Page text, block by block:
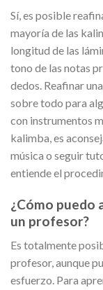
Sí, es posible
mayoría de las
longitud de las
tono de las notas
dedos. Reafinar
sobre todo para
con instrumentos
kalimba, es
música o seguir
entiende el
¿Cómo puedo
un profesor?
Es totalmente
profesor, aunque
esfuerzo. Para